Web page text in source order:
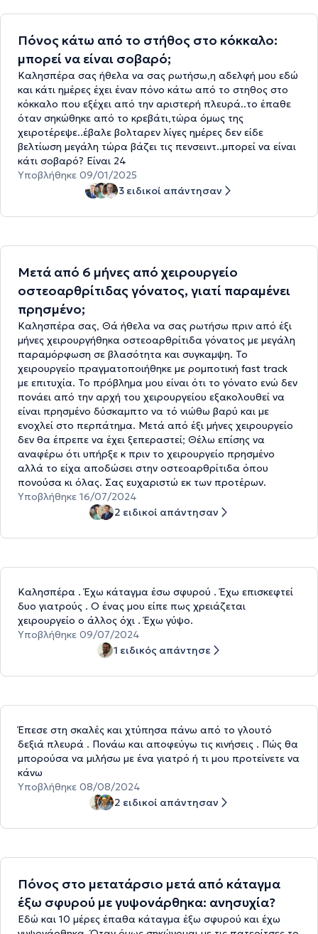
Πόνος κάτω από το στήθος στο κόκκαλο:
μπορεί να είναι σοβαρό;
Καλησπέρα σας ήθελα να σας ρωτήσω,η αδελφή μου εδώ
και κάτι ημέρες έχει έναν πόνο κάτω από το στηθος στο
κόκκαλο που εξέχει από την αριστερή πλευρά..το έπαθε
όταν σηκώθηκε από το κρεβάτι,τώρα όμως της
χειροτέρεψε..έβαλε βολταρεν λίγες ημέρες δεν είδε
βελτίωση μεγάλη τώρα βάζει τις πενσειντ..μπορεί να είναι
κάτι σοβαρό? Είναι 24
Υποβλήθηκε 09/01/2025
3 ειδικοί απάντησαν
Μετά από 6 μήνες από χειρουργείο
οστεοαρθρίτιδας γόνατος, γιατί παραμένει
πρησμένο;
Καλησπέρα σας, Θά ήθελα να σας ρωτήσω πριν από έξι
μήνες χειρουργήθηκα οστεοαρθρίτιδα γόνατος με μεγάλη
παραμόρφωση σε βλασότητα και συγκαμψη. Το
χειρουργείο πραγματοποιήθηκε με ρομποτική fast track
με επιτυχία. Το πρόβλημα μου είναι ότι το γόνατο ενώ δεν
πονάει από την αρχή του χειρουργείου εξακολουθεί να
είναι πρησμένο δύσκαμπτο να τό νιώθω βαρύ και με
ενοχλεί στο περπάτημα. Μετά από έξι μήνες χειρουργείο
δεν θα έπρεπε να έχει ξεπεραστεί; Θέλω επίσης να
αναφέρω ότι υπήρξε κ πριν το χειρουργείο πρησμένο
αλλά το είχα αποδώσει στην οστεοαρθρίτιδα όπου
πονούσα κι όλας. Σας ευχαριστώ εκ των προτέρων.
Υποβλήθηκε 16/07/2024
2 ειδικοί απάντησαν
Καλησπέρα . Έχω κάταγμα έσω σφυρού . Έχω επισκεφτεί
δυο γιατρούς . Ο ένας μου είπε πως χρειάζεται
χειρουργείο ο άλλος όχι . Έχω γύψο.
Υποβλήθηκε 09/07/2024
1 ειδικός απάντησε
Έπεσε στη σκαλές και χτύπησα πάνω από το γλουτό
δεξιά πλευρά . Πονάω και αποφεύγω τις κινήσεις . Πώς θα
μπορούσα να μιλήσω με ένα γιατρό ή τι μου προτείνετε να
κάνω
Υποβλήθηκε 08/08/2024
2 ειδικοί απάντησαν
Πόνος στο μετατάρσιο μετά από κάταγμα
έξω σφυρού με γυψονάρθηκα: ανησυχία?
Εδώ και 10 μέρες έπαθα κάταγμα έξω σφυρού και έχω